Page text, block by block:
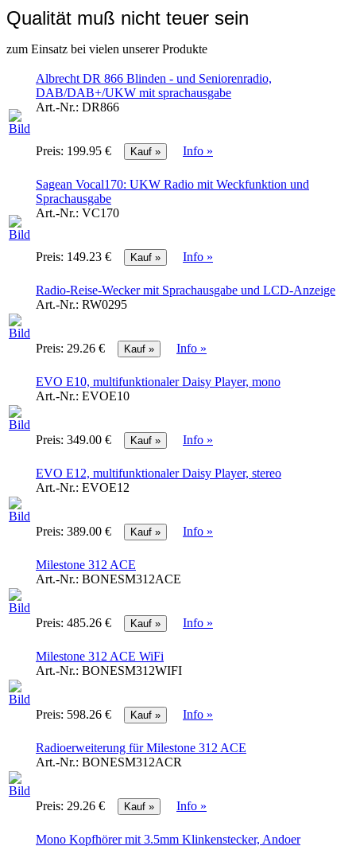
Qualität muß nicht teuer sein
zum Einsatz bei vielen unserer Produkte
Albrecht DR 866 Blinden - und Seniorenradio,
DAB/DAB+/UKW mit sprachausgabe
Art.-Nr.: DR866
Preis: 199.95 € Info »
Sagean Vocal170: UKW Radio mit Weckfunktion und
Sprachausgabe
Art.-Nr.: VC170
Preis: 149.23 € Info »
Radio-Reise-Wecker mit Sprachausgabe und LCD-Anzeige
Art.-Nr.: RW0295
Preis: 29.26 € Info »
EVO E10, multifunktionaler Daisy Player, mono
Art.-Nr.: EVOE10
Preis: 349.00 € Info »
EVO E12, multifunktionaler Daisy Player, stereo
Art.-Nr.: EVOE12
Preis: 389.00 € Info »
Milestone 312 ACE
Art.-Nr.: BONESM312ACE
Preis: 485.26 € Info »
Milestone 312 ACE WiFi
Art.-Nr.: BONESM312WIFI
Preis: 598.26 € Info »
Radioerweiterung für Milestone 312 ACE
Art.-Nr.: BONESM312ACR
Preis: 29.26 € Info »
Mono Kopfhörer mit 3.5mm Klinkenstecker, Andoer